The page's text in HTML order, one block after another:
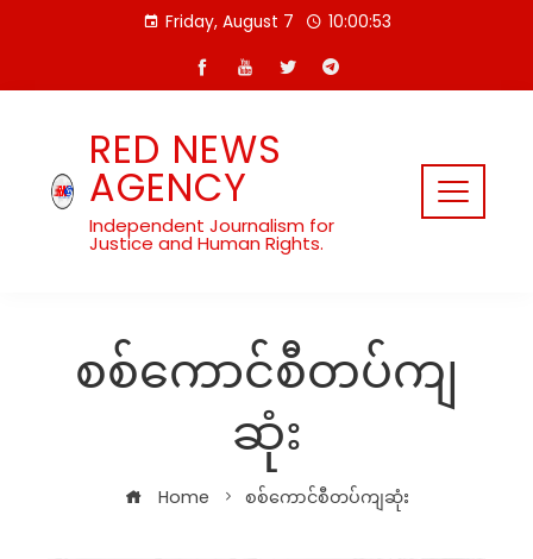
Friday, August 7 10:00:55
RED NEWS
AGENCY
Independent Journalism for
Justice and Human Rights.
စစ်ကောင်စီတပ်ကျ
ဆုံး
Home စစ်ကောင်စီတပ်ကျဆုံး